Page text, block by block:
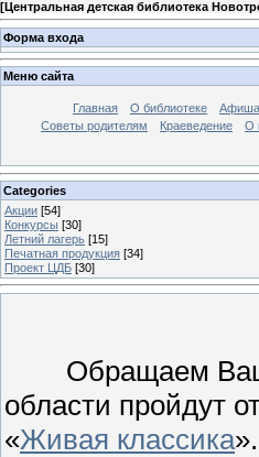
[Центральная детская библиотека
Форма входа
Меню сайта
Главная О библиотеке Афиша
Советы родителям
Краеведение О
Categories
Акции [54]
Конкурсы [30]
Летний лагерь [15]
Печатная продукция [34]
Проект ЦДБ [30]
Обращаем Ваше
области пройдут
«Живая классика